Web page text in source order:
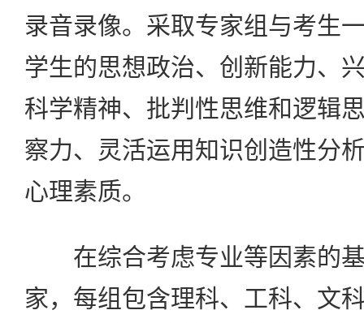
录音录像。采取专家组与考生
学生的思想政治、创新能力、
科学精神、批判性思维和逻辑
察力、灵活运用知识创造性分
心理素质。
在综合考虑专业等因素的基
家，每组包含理科、工科、文